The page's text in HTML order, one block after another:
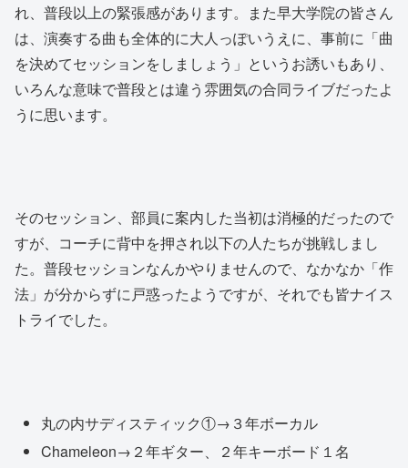
れ、普段以上の緊張感があります。
また早大学院の皆さん
は、演奏する曲も全体的に大人っぽいうえに、事前に「曲
を決めてセッションをしましょう」というお誘いもあり、
いろんな意味で普段とは違う雰囲気の合同ライブだったよ
うに思います。
そのセッション、部員に案内した当初は消極的だったので
すが、コーチに背中を押され以下の人たちが挑戦しまし
た。普段セッションなんかやりませんので、なかなか「作
法」が分からずに戸惑ったようですが、それでも皆ナイス
トライでした。
丸の内サディスティック①→３年ボーカル
Chameleon→２年ギター、２年キーボード１名